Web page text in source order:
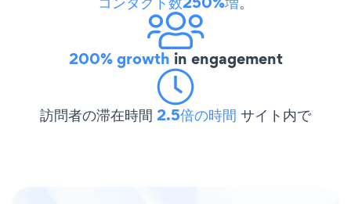
200% growth in engagement
訪問者の滞在時間 2.5倍の時間 サイト内で